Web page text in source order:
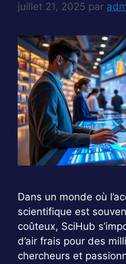
juillet 21, 2025 par
Dans un monde où
scientifique est
coûteux, SciHub
d’air frais pour des
chercheurs et